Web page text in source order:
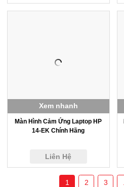
Màn Hình Cảm Ứng Laptop HP
14-EK Chính Hãng
Liên Hệ
Xem nhanh
1 2 3